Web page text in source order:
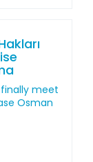
meet
Osman